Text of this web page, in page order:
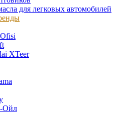
для легковых автомобилей
XTeer
Ойл